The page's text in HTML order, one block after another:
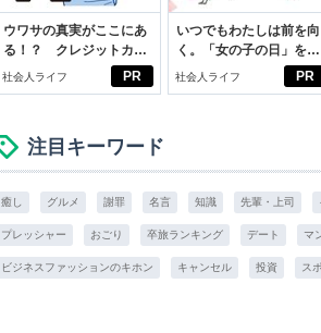
PR
ウワサの真実がここにあ
る！？ クレジットカー
ドの都市伝説
社会人ライフ PR
いつでもわたしは前を向
く。「女の子の日」を前
向きに♪社会人エリ・大
社会人ライフ
注目キーワード
癒し グルメ 謝罪 名言 知識 先輩・上司
プレッシャー おごり 卒旅ランキング デート マ
ビジネスファッションのキホン キャンセル 投資 ス